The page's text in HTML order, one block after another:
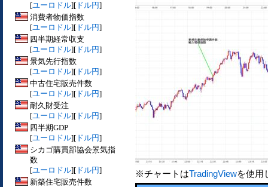
[ユーロドル][ ドル円]
消費者物価指数
[ユーロドル][ ドル円]
四半期経常収支
[ユーロドル][ ドル円]
景気先行指数
[ユーロドル][ ドル円]
中古住宅販売件数
[ユーロドル][ ドル円]
耐久財受注
[ユーロドル][ ドル円]
四半期GDP
[ユーロドル][ ドル円]
シカゴ購買部協会景気指
数
[ユーロドル][ ドル円]
新築住宅販売件数
※チャートはTradingViewを使用